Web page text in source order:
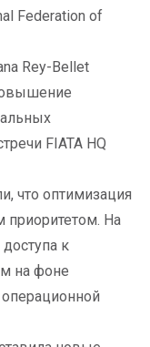
Federation of
Rey-Bellet
FIATA HQ
что оптимизация
приоритетом. На
к
на фоне